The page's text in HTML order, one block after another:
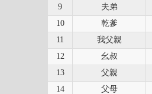
9 夫弟
10 乾爹
11 我父親
12 幺叔
13 父親
14 父母